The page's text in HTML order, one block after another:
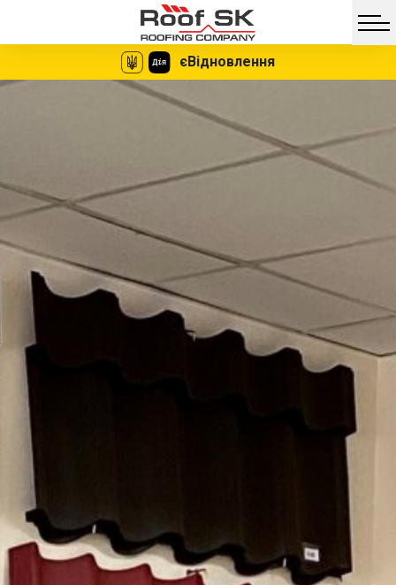
єВідновлення
Мгновенное
оформление
Никаких
документов
Facebook